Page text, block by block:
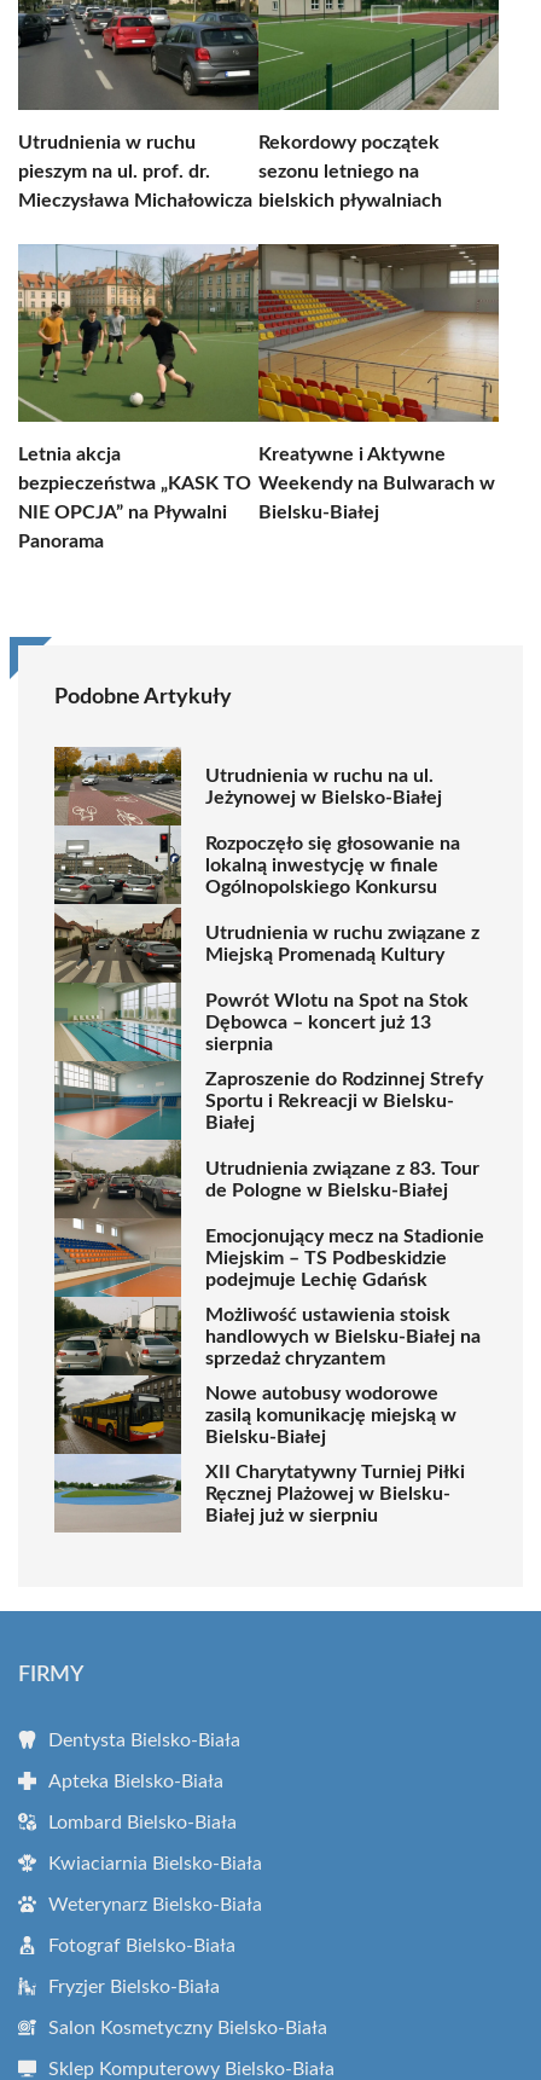
Utrudnienia w ruchu
pieszym na ul. prof. dr.
Mieczysława Michałowicza
Rekordowy początek
sezonu letniego na
bielskich pływalniach
Letnia akcja
bezpieczeństwa „KASK TO
NIE OPCJA” na Pływalni
Panorama
Kreatywne i Aktywne
Weekendy na Bulwarach w
Bielsku-Białej
Podobne Artykuły
Utrudnienia w ruchu na ul.
Jeżynowej w Bielsko-Białej
Rozpoczęło się głosowanie na
lokalną inwestycję w finale
Ogólnopolskiego Konkursu
Utrudnienia w ruchu związane z
Miejską Promenadą Kultury
Powrót Wlotu na Spot na Stok
Dębowca – koncert już 13
sierpnia
Zaproszenie do Rodzinnej Strefy
Sportu i Rekreacji w Bielsku-
Białej
Utrudnienia związane z 83. Tour
de Pologne w Bielsku-Białej
Emocjonujący mecz na Stadionie
Miejskim – TS Podbeskidzie
podejmuje Lechię Gdańsk
Możliwość ustawienia stoisk
handlowych w Bielsku-Białej na
sprzedaż chryzantem
Nowe autobusy wodorowe
zasilą komunikację miejską w
Bielsku-Białej
XII Charytatywny Turniej Piłki
Ręcznej Plażowej w Bielsku-
Białej już w sierpniu
FIRMY
Dentysta Bielsko-Biała
Apteka Bielsko-Biała
Lombard Bielsko-Biała
Kwiaciarnia Bielsko-Biała
Weterynarz Bielsko-Biała
Fotograf Bielsko-Biała
Fryzjer Bielsko-Biała
Salon Kosmetyczny Bielsko-Biała
Sklep Komputerowy Bielsko-Biała